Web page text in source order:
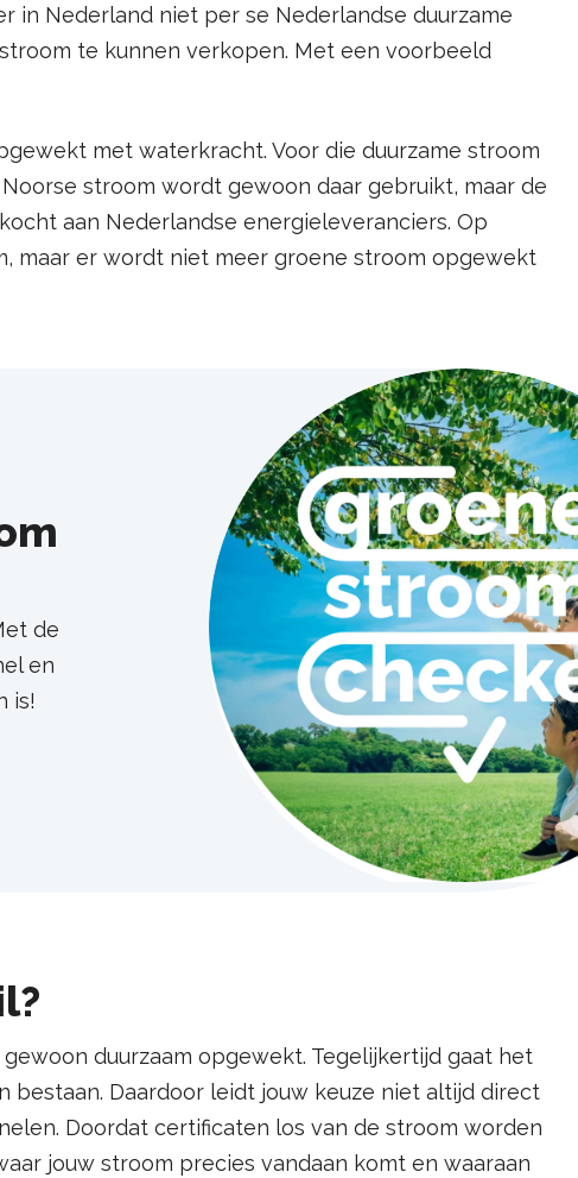
in Nederland niet per se Nederlandse duurzame
te kunnen verkopen. Met een voorbeeld
met waterkracht. Voor die duurzame stroom
stroom wordt gewoon daar gebruikt, maar de
aan Nederlandse energieleveranciers. Op
maar er wordt niet meer groene stroom opgewekt
de
en
is!
duurzaam opgewekt. Tegelijkertijd gaat het
bestaan. Daardoor leidt jouw keuze niet altijd direct
Doordat certificaten los van de stroom worden
jouw stroom precies vandaan komt en waaraan